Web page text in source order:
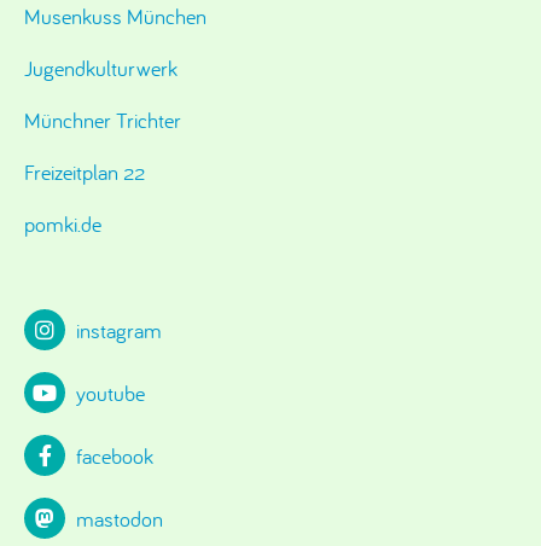
Musenkuss München
Jugendkulturwerk
Münchner Trichter
Freizeitplan 22
pomki.de
instagram
youtube
facebook
mastodon